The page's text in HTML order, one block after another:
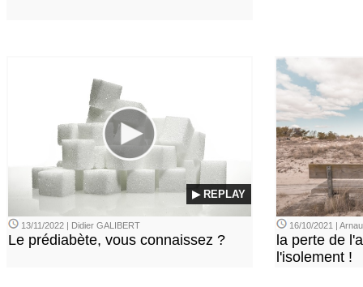
▶ REPLAY
13/11/2022 | Didier GALIBERT
Le prédiabète, vous connaissez ?
16/10/2021 |
la perte de
l'isolement !